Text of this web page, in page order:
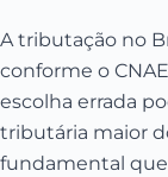
A tributação no
conforme o
escolha errada
tributária maior
fundamental que